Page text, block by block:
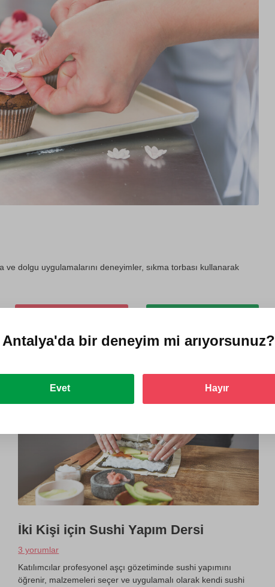
ve dolgu uygulamalarını deneyimler, sıkma torbası kullanarak
İki Kişi için Sushi Yapım Dersi
3 yorumlar
Katılımcılar profesyonel aşçı gözetiminde sushi yapımını
öğrenir, malzemeleri seçer ve uygulamalı olarak kendi sushi
Antalya'dabir deneyim mi arıyorsunuz?
Evet Hayır